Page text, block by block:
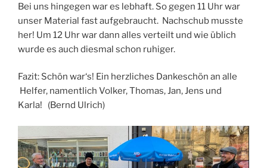
Bei uns hingegen war es lebhaft. So gegen 11 Uhr war
unser Material fast aufgebraucht. Nachschub musste
her! Um 12 Uhr war dann alles verteilt und wie üblich
wurde es auch diesmal schon ruhiger.
Fazit: Schön war‘s! Ein herzliches Dankeschön an alle
Helfer, namentlich Volker, Thomas, Jan, Jens und
Karla! (Bernd Ulrich)